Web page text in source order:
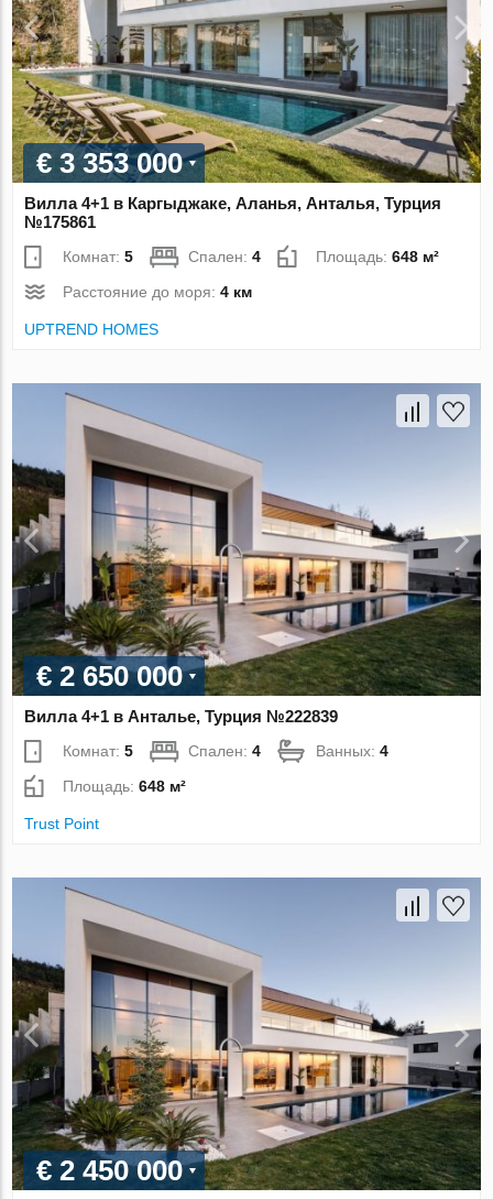
€ 3 353 000
Вилла 4+1 в Каргыджаке, Аланья, Анталья, Турция
№175861
Комнат:5 Спален:4 Площадь:648 м²
Расстояние до моря:4 км
UPTREND HOMES
€ 2 650 000
Вилла 4+1 в Анталье, Турция №222839
Комнат:5 Спален:4 Ванных:4
Площадь:648 м²
Trust Point
€ 2 450 000